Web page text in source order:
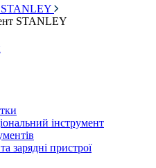
STANLEY
STANLEY
інструмент
зарядні пристрої